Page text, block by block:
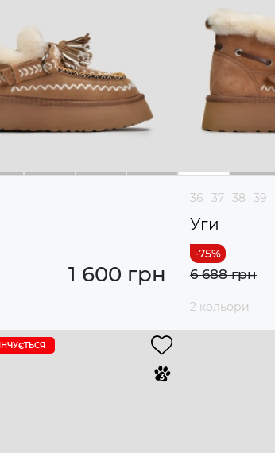
1 600 грн
36 37 38 39
Уги
6 688 грн
2 кольори